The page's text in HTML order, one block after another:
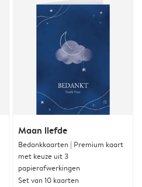
Maan liefde
Bedankkaarten | Premium kaart
met keuze uit 3
papierafwerkingen
Set van 10 kaarten